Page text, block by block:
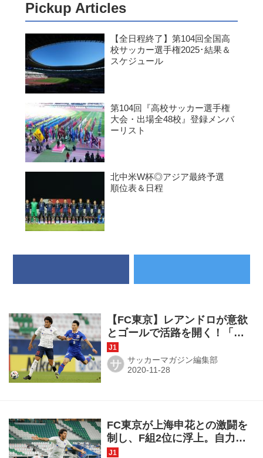
Pickup Articles
【全日程終了】第104回全国高
校サッカー選手権2025･結果＆
スケジュール
第104回『高校サッカー選手権
大会・出場全48校』登録メンバ
ーリスト
北中米W杯◎アジア最終予選
順位表＆日程
【FC東京】レアンドロが意欲
とゴールで活路を開く！「次
に向けてもいい準備をする」
サ サッカーマガジン編集部
FC東京が上海申花との激闘を
制し、F組2位に浮上。自力突
破の道をひらく◎ACL第4節